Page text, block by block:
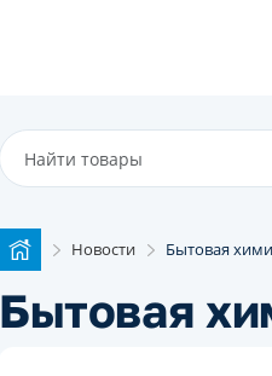
Новости Бытовая
Бытовая